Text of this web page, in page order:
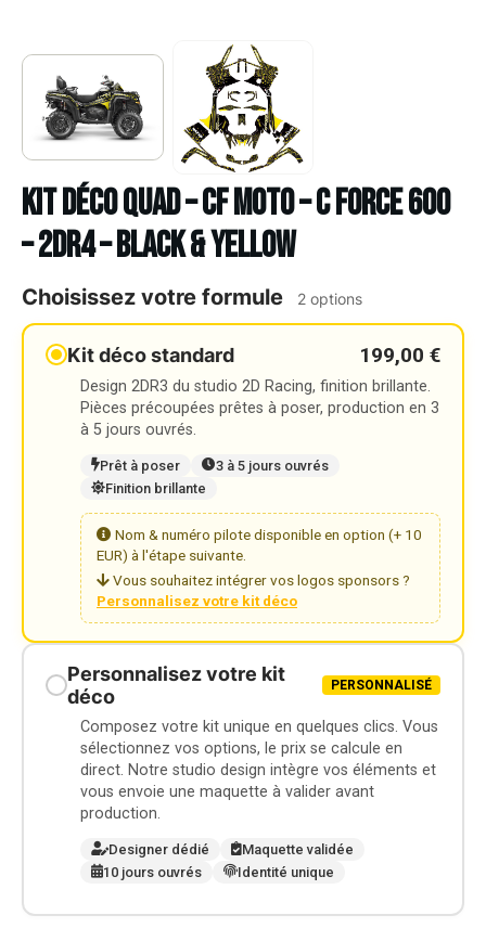
Kit déco Quad – CF MOTO – C FORCE 600
– 2DR4 – BLACK & YELLOW
Choisissez votre formule 2 options
Kit déco standard 199,00 €
Design 2DR3 du studio 2D Racing, finition brillante.
Pièces précoupées prêtes à poser, production en 3
à 5 jours ouvrés.
Prêt à poser
3 à 5 jours ouvrés
Finition brillante
Nom & numéro pilote disponible en option (+ 10
EUR) à l'étape suivante.
Vous souhaitez intégrer vos logos sponsors ?
Personnalisez votre kit déco
Personnalisez votre kit
déco
PERSONNALISÉ
Composez votre kit unique en quelques clics. Vous
sélectionnez vos options, le prix se calcule en
direct. Notre studio design intègre vos éléments et
vous envoie une maquette à valider avant
production.
Designer dédié
Maquette validée
10 jours ouvrés
Identité unique